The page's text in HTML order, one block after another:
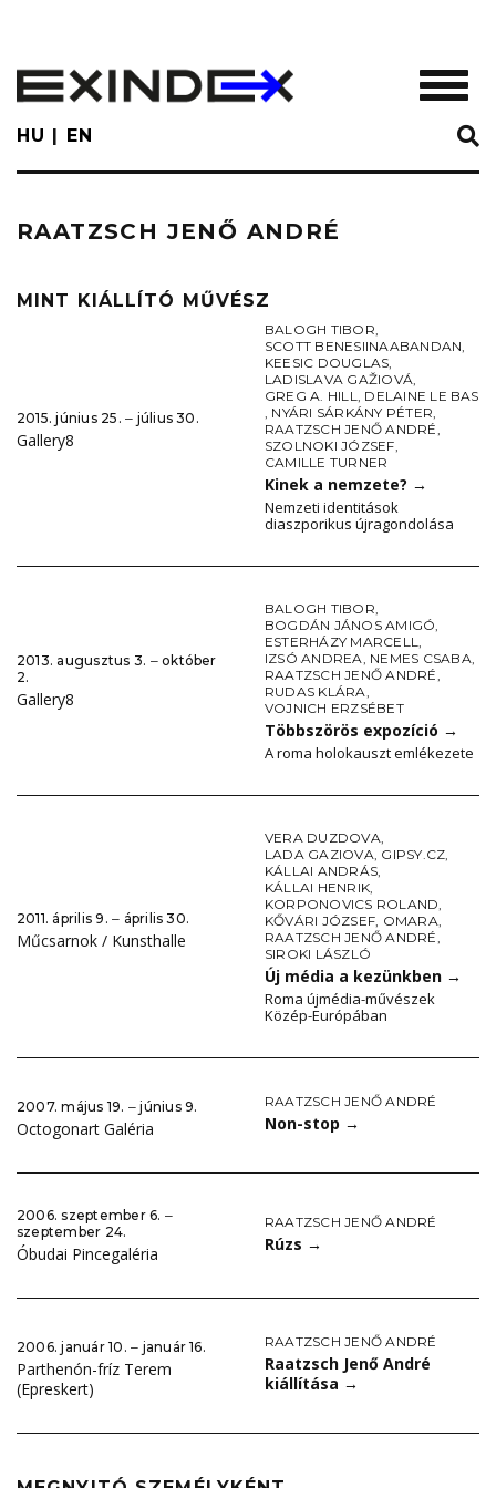
main
content
HU EN
RAATZSCH JENŐ ANDRÉ
MINT KIÁLLÍTÓ MŰVÉSZ
2015. június 25. ‒ július 30.
Gallery8
BALOGH TIBOR,
SCOTT BENESIINAABANDAN,
KEESIC DOUGLAS,
LADISLAVA GAŽIOVÁ,
GREG A. HILL, DELAINE LE BAS
, NYÁRI SÁRKÁNY PÉTER,
RAATZSCH JENŐ ANDRÉ,
SZOLNOKI JÓZSEF,
CAMILLE TURNER
Kinek a nemzete? →
Nemzeti identitások
diaszporikus újragondolása
2013. augusztus 3. ‒ október
2.
Gallery8
BALOGH TIBOR,
BOGDÁN JÁNOS AMIGÓ,
ESTERHÁZY MARCELL,
IZSÓ ANDREA, NEMES CSABA,
RAATZSCH JENŐ ANDRÉ,
RUDAS KLÁRA,
VOJNICH ERZSÉBET
Többszörös expozíció →
A roma holokauszt emlékezete
2011. április 9. ‒ április 30.
Műcsarnok / Kunsthalle
VERA DUZDOVA,
LADA GAZIOVA, GIPSY.CZ,
KÁLLAI ANDRÁS,
KÁLLAI HENRIK,
KORPONOVICS ROLAND,
KŐVÁRI JÓZSEF, OMARA,
RAATZSCH JENŐ ANDRÉ,
SIROKI LÁSZLÓ
Új média a kezünkben →
Roma újmédia-művészek
Közép-Európában
2007. május 19. ‒ június 9.
Octogonart Galéria
RAATZSCH JENŐ ANDRÉ
Non-stop →
2006. szeptember 6. ‒
szeptember 24.
Óbudai Pincegaléria
RAATZSCH JENŐ ANDRÉ
Rúzs →
2006. január 10. ‒ január 16.
Parthenón-fríz Terem
(Epreskert)
RAATZSCH JENŐ ANDRÉ
Raatzsch Jenő André
kiállítása →